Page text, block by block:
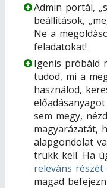
Admin portál,
beállítások,
Ne a
feladatokat!
Igenis próbáld
tudod, mi a
használod,
sem megy,
magyarázatát,
alapgondolat
trükk kell. Ha
releváns részét
magad